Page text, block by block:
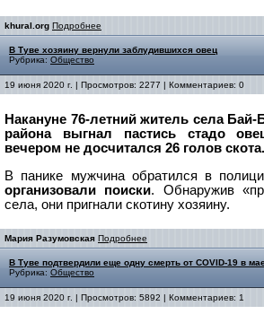
khural.org Подробнее
В Туве хозяину вернули заблудившихся овец
Рубрика: Общество
19 июня 2020 г. | Просмотров: 2277 | Комментариев: 0
Накануне 76-летний житель села Бай-
района выгнал пастись стадо
вечером не досчитался 26 голов скота.
В панике мужчина обратился в
организовали поиски. Обнаружив
села, они пригнали скотину хозяину.
Мария Разумовская Подробнее
В Туве подтвердили еще одну смерть от COVID-19 в
Рубрика: Общество
19 июня 2020 г. | Просмотров: 5892 | Комментариев: 1